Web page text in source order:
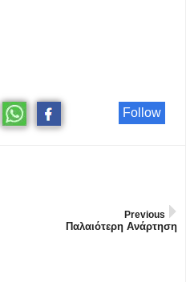
Follow
Previous
Παλαιότερη Ανάρτηση